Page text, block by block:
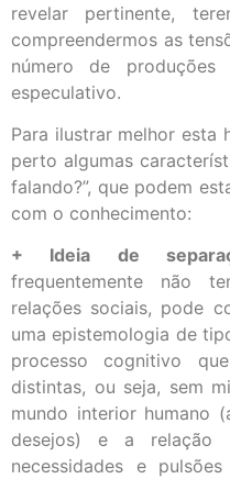
revelar pertinente,
compreendermos as
número de
especulativo.
Para ilustrar melhor esta
perto algumas
falando?”, que podem
com o conhecimento:
+ Ideia de
frequentemente não
relações sociais, pode
uma epistemologia de
processo cognitivo
distintas, ou seja, sem
mundo interior humano
desejos) e a relação
necessidades e